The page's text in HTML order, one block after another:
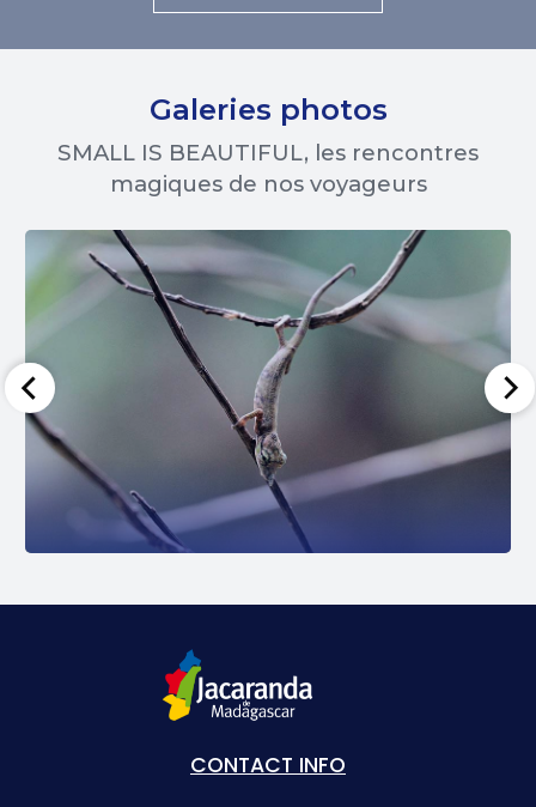
Galeries photos
SMALL IS BEAUTIFUL, les rencontres
magiques de nos voyageurs
CONTACT INFO